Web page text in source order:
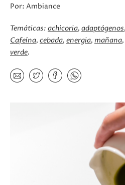
Por: Ambiance
Temáticas: achicoria adaptógenos
Cafeína cebada energia mañana
verde